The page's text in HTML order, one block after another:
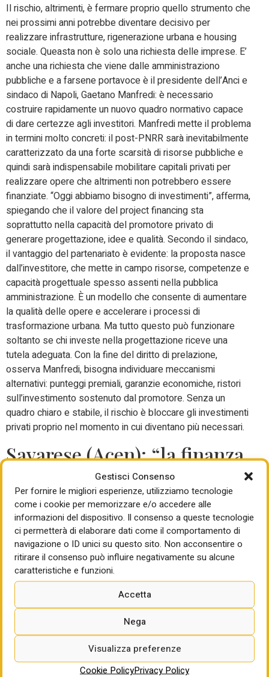
Gestisci Consenso
Per fornire le migliori esperienze, utilizziamo tecnologie
come i cookie per memorizzare e/o accedere alle
informazioni del dispositivo. Il consenso a queste tecnologie
ci permetterà di elaborare dati come il comportamento di
navigazione o ID unici su questo sito. Non acconsentire o
ritirare il consenso può influire negativamente su alcune
caratteristiche e funzioni.
Accetta
Nega
Visualizza preferenze
Cookie PolicyPrivacy Policy
Il rischio, altrimenti, è fermare proprio quello strumento che
nei prossimi anni potrebbe diventare decisivo per
realizzare infrastrutture, rigenerazione urbana e housing
sociale. Queasta non è solo una richiesta delle imprese. E’
anche una richiesta che viene dalle amministraziono
pubbliche e a farsene portavoce è il presidente dell’Anci e
sindaco di Napoli, Gaetano Manfredi: è necessario
costruire rapidamente un nuovo quadro normativo capace
di dare certezze agli investitori. Manfredi mette il problema
in termini molto concreti: il post-PNRR sarà inevitabilmente
caratterizzato da una forte scarsità di risorse pubbliche e
quindi sarà indispensabile mobilitare capitali privati per
realizzare opere che altrimenti non potrebbero essere
finanziate. “Oggi abbiamo bisogno di investimenti”, afferma,
spiegando che il valore del project financing sta
soprattutto nella capacità del promotore privato di
generare progettazione, idee e qualità. Secondo il sindaco,
il vantaggio del partenariato è evidente: la proposta nasce
dall’investitore, che mette in campo risorse, competenze e
capacità progettuale spesso assenti nella pubblica
amministrazione. È un modello che consente di aumentare
la qualità delle opere e accelerare i processi di
trasformazione urbana. Ma tutto questo può funzionare
soltanto se chi investe nella progettazione riceve una
tutela adeguata. Con la fine del diritto di prelazione,
osserva Manfredi, bisogna individuare meccanismi
alternativi: punteggi premiali, garanzie economiche, ristori
sull’investimento sostenuto dal promotore. Senza un
quadro chiaro e stabile, il rischio è bloccare gli investimenti
privati proprio nel momento in cui diventano più necessari.
Savarese (Acen): “la finanza
di progetto è un ponte per
sostenere gli investimenti
privati”
“La finanza di progetto rappresenta il “ponte” necessario
per passare da un’economia trainata dai fondi europei a
un’economia sostenuta dagli investimenti privati, per
assicurare continuità alla modernizzazione del Paese”,
incalza anche il presidente di Acen Antonio Savarese che
sollecita anche a a superare definitivamente una vecchia
visione distorta del partenariato pubblico-privato. “L’epoca
dell’imprenditore visto come quello che vuole mettere le
mani sulla città è finita”, sostiene. Oggi, spiega, serve un